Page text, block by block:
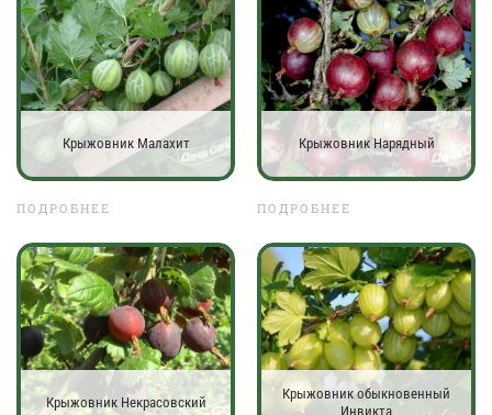
Крыжовник Малахит
ПОДРОБНЕЕ
Крыжовник Нарядный
ПОДРОБНЕЕ
Крыжовник Некрасовский
Крыжовник обыкновенный
Инвикта